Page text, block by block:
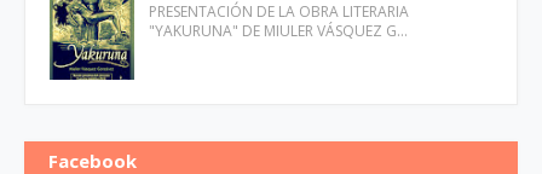
PRESENTACIÓN DE LA OBRA LITERARIA
"YAKURUNA" DE MIULER VÁSQUEZ G…
Facebook